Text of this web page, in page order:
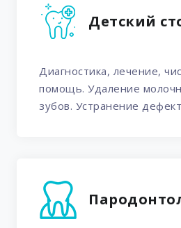
Детский
Диагностика, лечение,
помощь. Удаление
зубов. Устранение